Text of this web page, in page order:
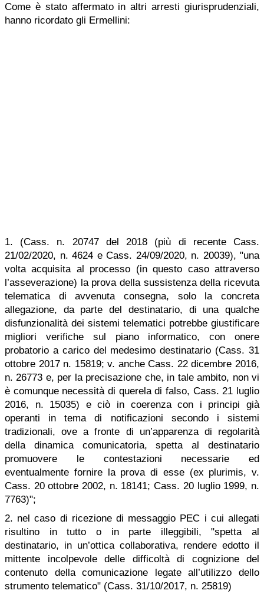
Come è stato affermato in altri arresti giurisprudenziali,
hanno ricordato gli Ermellini:
1. (Cass. n. 20747 del 2018 (più di recente Cass.
21/02/2020, n. 4624 e Cass. 24/09/2020, n. 20039), "una
volta acquisita al processo (in questo caso attraverso
l’asseverazione) la prova della sussistenza della ricevuta
telematica di avvenuta consegna, solo la concreta
allegazione, da parte del destinatario, di una qualche
disfunzionalità dei sistemi telematici potrebbe giustificare
migliori verifiche sul piano informatico, con onere
probatorio a carico del medesimo destinatario (Cass. 31
ottobre 2017 n. 15819; v. anche Cass. 22 dicembre 2016,
n. 26773 e, per la precisazione che, in tale ambito, non vi
è comunque necessità di querela di falso, Cass. 21 luglio
2016, n. 15035) e ciò in coerenza con i principi già
operanti in tema di notificazioni secondo i sistemi
tradizionali, ove a fronte di un’apparenza di regolarità
della dinamica comunicatoria, spetta al destinatario
promuovere le contestazioni necessarie ed
eventualmente fornire la prova di esse (ex plurimis, v.
Cass. 20 ottobre 2002, n. 18141; Cass. 20 luglio 1999, n.
7763)";
2. nel caso di ricezione di messaggio PEC i cui allegati
risultino in tutto o in parte illeggibili, "spetta al
destinatario, in un’ottica collaborativa, rendere edotto il
mittente incolpevole delle difficoltà di cognizione del
contenuto della comunicazione legate all’utilizzo dello
strumento telematico" (Cass. 31/10/2017, n. 25819)